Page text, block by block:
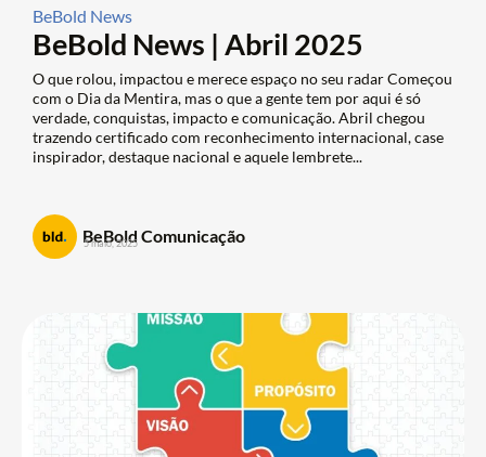
BeBold News
BeBold News | Abril 2025
O que rolou, impactou e merece espaço no seu radar Começou
com o Dia da Mentira, mas o que a gente tem por aqui é só
verdade, conquistas, impacto e comunicação. Abril chegou
trazendo certificado com reconhecimento internacional, case
inspirador, destaque nacional e aquele lembrete...
BeBold Comunicação
5 maio, 2025